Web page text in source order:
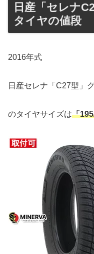
日産「セレナ
タイヤの値段
2016年式
日産セレナ「C27型」
のタイヤサイズは「